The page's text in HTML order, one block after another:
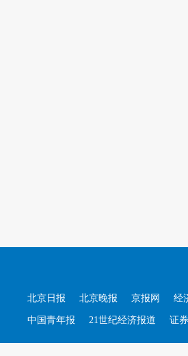
北京日报 北京晚报 京报网 经
中国青年报 21世纪经济报道 证